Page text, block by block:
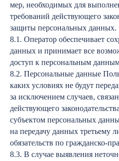
мер, необходимых для
требований действующего
защиты персональных данных.
8.1. Оператор обеспечивает
данных и принимает все
доступ к персональным
8.2. Персональные данные
каких условиях не будут
за исключением случаев,
действующего
субъектом персональных
на передачу данных третьему
обязательств по гражданско-
8.3. В случае выявления